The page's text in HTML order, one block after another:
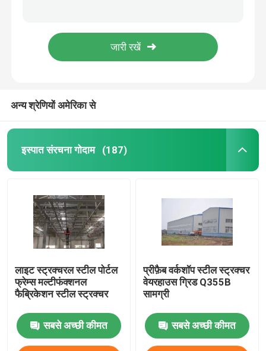
प्रीफैब्रिकेटेड स्टील बिल्डिंग
इस्पात संरचना शॉपिंग मॉल
इस्पात संरचना फार्म
वाणिज्यिक स्टील फ्रेम बिल्डिंग
स्टील स्ट्रक्चर ब्रिज
फोल्डेबल कंटेनर हाउस
अन्य श्रेणियों अमेरिका से
इस्पात संरचना गोदाम (187)
लाइट स्ट्रक्चरल स्टील पोर्टल
फ्रेम्स मल्टीफंक्शनल
फैब्रिकेशन स्टील स्ट्रक्चर
सबसे अच्छी कीमत
प्रीफ़ैब वर्कशॉप स्टील स्ट्रक्चर
वेयरहाउस ग्रिड Q355B
सामग्री
सबसे अच्छी कीमत